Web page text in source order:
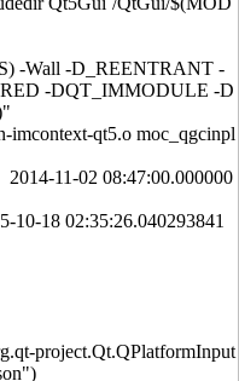
-Wall -D_REENTRANT -
-DQT_IMMODULE -D
imcontext-qt5.o moc_qgcinpl
11-02 08:47:00.000000
18 02:35:26.040293841
project.Qt.QPlatformInput